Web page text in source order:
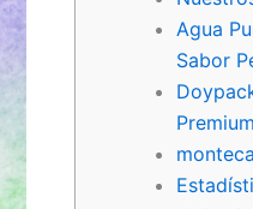
Agua
Sabor